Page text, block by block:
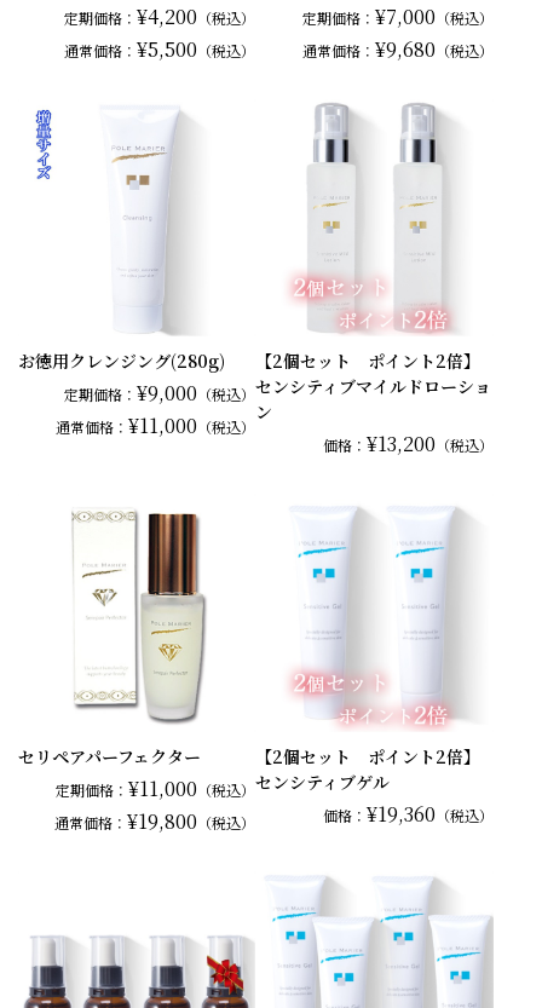
定期価格：¥4,200 （税込）
通常価格：¥5,500 （税込）
定期価格： ¥7,000 （税込）
通常価格： ¥9,680 （税込）
お徳用クレンジング(280g)
定期価格：¥9,000 （税込）
通常価格：¥11,000 （税込）
【2個セット ポイント2倍】
センシティブマイルドローショ
ン
価格： ¥13,200 （税込）
セリペアパーフェクター
定期価格：¥11,000 （税込）
通常価格：¥19,800 （税込）
【2個セット ポイント2倍】
センシティブゲル
価格： ¥19,360 （税込）